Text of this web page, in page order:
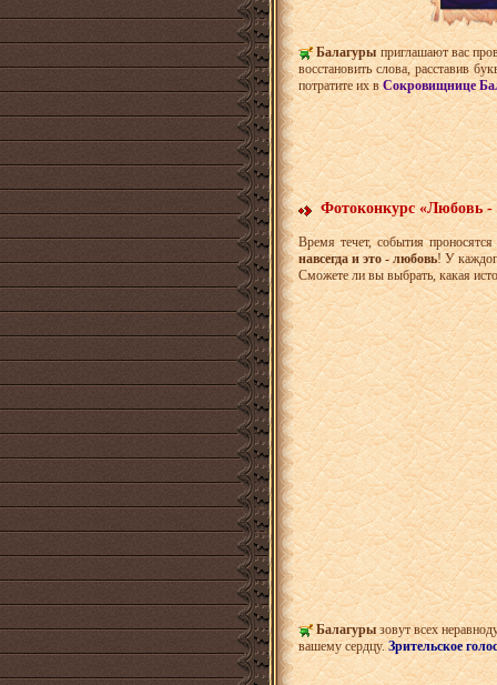
Балагуры приглашают вас
восстановить слова, расставив
потратите их вСокровищнице
Фотоконкурс «Любовь -
Время течет, события
навсегда и это - любовь! У
Сможете ли вы выбрать, какая
Балагурызовут всех
вашему сердцу.Зрительское